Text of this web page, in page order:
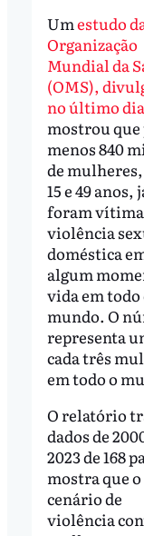
Umestudo
Organização
Mundial da
(OMS),
no último dia
mostrou que
menos 840
de
15 e 49 anos,
foram
violência
doméstica
algum
vida em todo
mundo. O
representa
cada três
em todo o
O relatório
dados de
2023 de 168
mostra que o
cenário de
violência